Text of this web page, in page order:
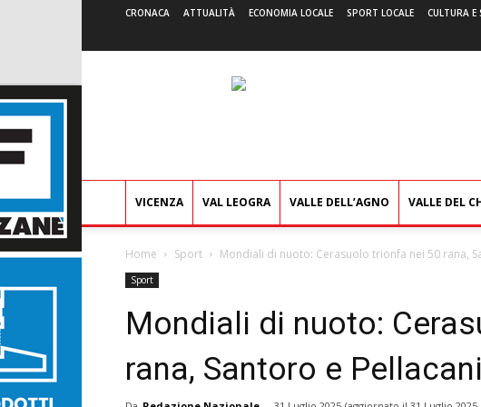
CRONACA ATTUALITÀ ECONOMIA LOCALE SPORT LOCALE CULTURA E
VICENZA VAL LEOGRA VALLE DELL’AGNO VALLE DEL
Home Sport Mondiali di nuoto: Cerasuolo trionfa nei 50 rana,
Sport
Mondiali di nuoto:
rana, Santoro e